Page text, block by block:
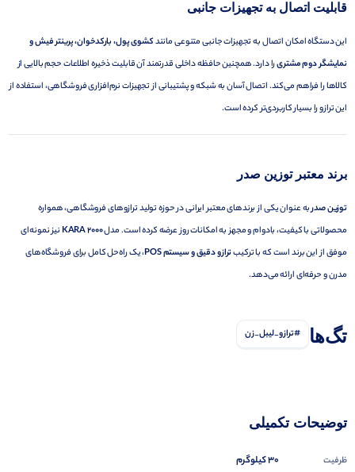
قابلیت اتصال به تجهیزات جانبی
این دستگاه امکان اتصال به تجهیزات جانبی متنوعی مانندکشوی پول، بارکدخوان، پرینتر فیش و
نمایشگر دوم مشتریرا دارد. همچنین حافظه داخلی قدرتمند آن قابلیت ذخیره اطلاعات حجم بالایی از
کالاها را فراهم می‌کند. اتصال آسان به شبکه و پشتیبانی از تجهیزات نرم‌افزاری فروشگاهی، استفاده از
این ترازو را بسیار کاربردی‌تر کرده است.
برند معتبر توزین صدر
توزین صدربه عنوان یکی از برندهای معتبر ایرانی در حوزه تولید ترازوهای فروشگاهی، همواره
محصولاتی با کیفیت، بادوام و مجهز به امکانات روز عرضه کرده است. مدلKARA 2000نیز نمونه‌ای
موفق از این برند است که با ترکیبترازو دقیق و سیستم POS
، یک راه‌حل کامل برای فروشگاه‌های
مدرن و حرفه‌ای ارائه می‌دهد.
تگ‌ها #ترازو_لیبل_زن
توضیحات تکمیلی
ظرفیت 30 کیلوگرم